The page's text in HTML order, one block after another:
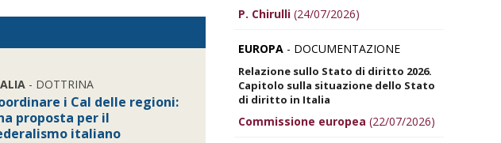
- DOTTRINA
i Cal delle regioni:
proposta per il
italiano
P. Chirulli (24/07/2026)
EUROPA - DOCUMENTAZIONE
Relazione sullo Stato di diritto 2026.
Capitolo sulla situazione dello Stato
di diritto in Italia
Commissione europea (22/07/2026)